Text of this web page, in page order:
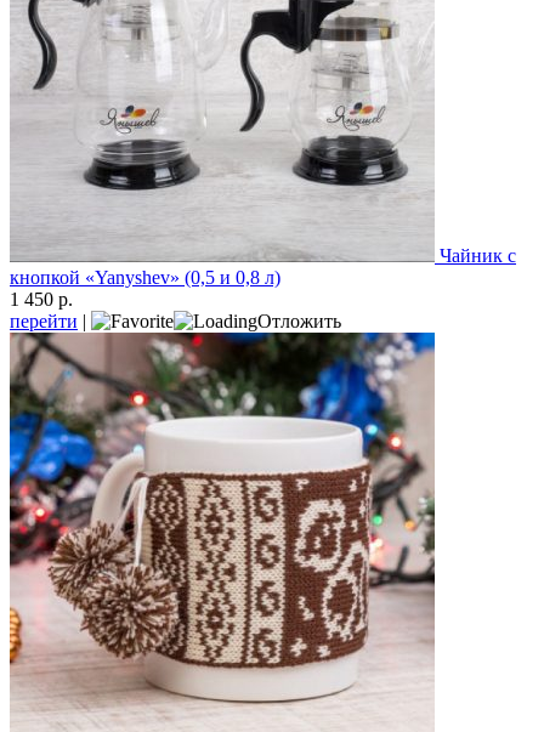
Чайник с
кнопкой «Yanyshev» (0,5 и 0,8 л)
1 450 р.
перейти | Отложить